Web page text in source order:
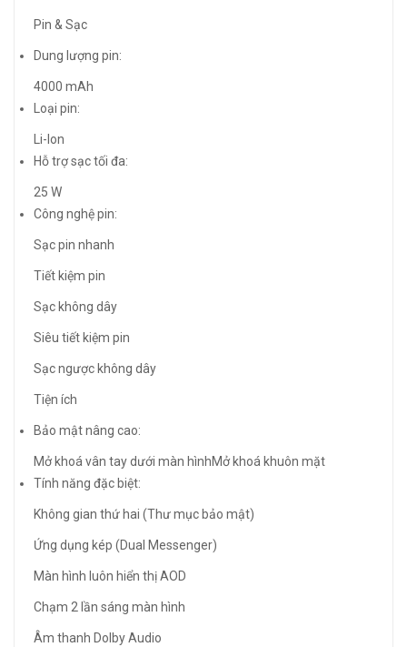
Pin & Sạc
Dung lượng pin:
4000 mAh
Loại pin:
Li-Ion
Hỗ trợ sạc tối đa:
25 W
Công nghệ pin:
Sạc pin nhanh
Tiết kiệm pin
Sạc không dây
Siêu tiết kiệm pin
Sạc ngược không dây
Tiện ích
Bảo mật nâng cao:
Mở khoá vân tay dưới màn hìnhMở khoá khuôn mặt
Tính năng đặc biệt:
Không gian thứ hai (Thư mục bảo mật)
Ứng dụng kép (Dual Messenger)
Màn hình luôn hiển thị AOD
Chạm 2 lần sáng màn hình
Âm thanh Dolby Audio